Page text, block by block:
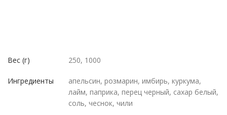
Вес (г) 250, 1000
Ингредиенты
апельсин, розмарин, имбирь, куркума,
лайм, паприка, перец черный, сахар белый,
соль, чеснок, чили